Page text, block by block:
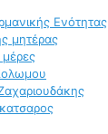
Ενότητας
μητέρας
μέρες